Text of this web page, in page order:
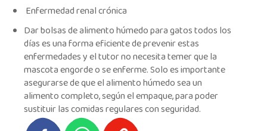
Enfermedad renal crónica
Dar bolsas de alimento húmedo para gatos todos los
días es una forma eficiente de prevenir estas
enfermedades y el tutor no necesita temer que la
mascota engorde o se enferme. Solo es importante
asegurarse de que el alimento húmedo sea un
alimento completo, según el empaque, para poder
sustituir las comidas regulares con seguridad.